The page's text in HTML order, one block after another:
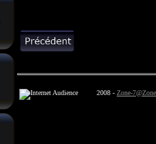
2008 - Zone-